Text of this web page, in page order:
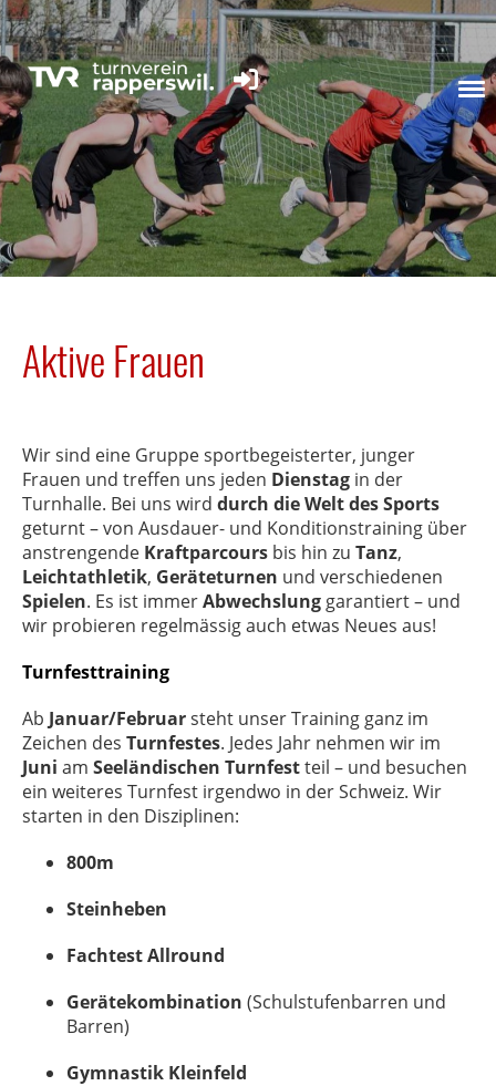
Aktive Frauen
Wir sind eine Gruppe sportbegeisterter, junger
Frauen und treffen uns jeden Dienstag in der
Turnhalle. Bei uns wird durch die Welt des Sports
geturnt – von Ausdauer- und Konditionstraining über
anstrengende Kraftparcours bis hin zu Tanz,
Leichtathletik, Geräteturnen und verschiedenen
Spielen. Es ist immerAbwechslung garantiert – und
wir probieren regelmässig auch etwas Neues aus!
Turnfesttraining
Ab Januar/Februarsteht unser Training ganz im
Zeichen des Turnfestes. Jedes Jahr nehmen wir im
Juni am Seeländischen Turnfestteil – und besuchen
ein weiteres Turnfest irgendwo in der Schweiz. Wir
starten in den Disziplinen:
800m
Steinheben
Fachtest Allround
Gerätekombination (Schulstufenbarren und
Barren)
Gymnastik Kleinfeld